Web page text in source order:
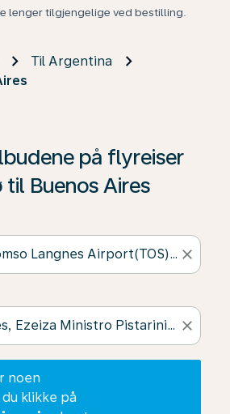
lenger tilgjengelige ved bestilling.
Til Argentina
på flyreiser
Buenos Aires
close
close
noen
klikke på
resultater, kan du klikke på